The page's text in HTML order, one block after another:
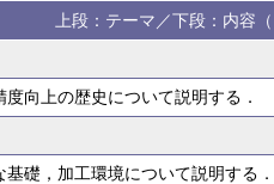
上段：テーマ／下段：内容
向上の歴史について説明する．
礎，加工環境について説明する．